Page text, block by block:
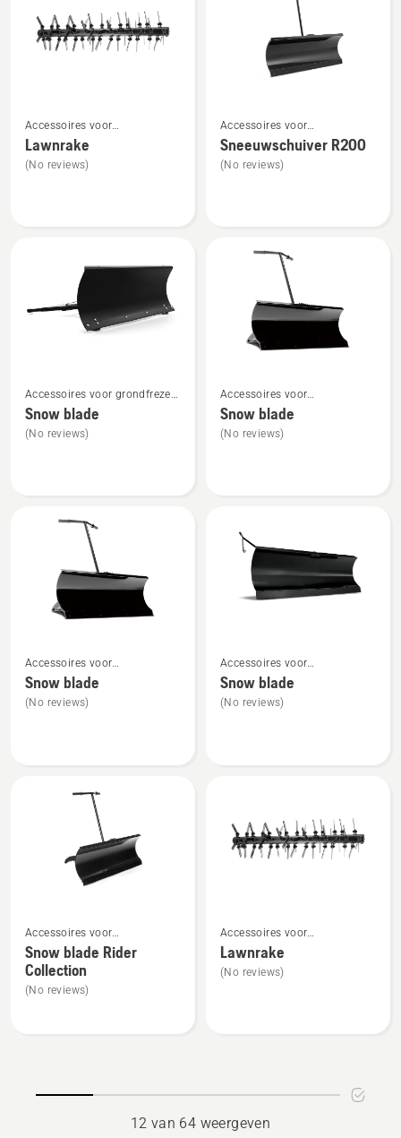
meer
details
over
Accessoires voor
frontzitmaaiers voor montage
aan de voorzijde
Lawnrake
(No reviews)
meer
details
over
Accessoires voor
frontzitmaaiers voor montage
aan de voorzijde
Sneeuwschuiver R200
(No reviews)
meer
details
over
Accessoires voor grondfrezen
voor montage aan de
voorzijde
Snow blade
(No reviews)
meer
details
over
Accessoires voor
frontzitmaaiers voor montage
aan de voorzijde
Snow blade
(No reviews)
meer
details
over
Accessoires voor
frontzitmaaiers voor montage
aan de voorzijde
Snow blade
(No reviews)
meer
details
over
Accessoires voor
tuintractoren voor montage
aan de voorzijde
Snow blade
(No reviews)
meer
details
over
Snow
Accessoires voor
frontzitmaaiers voor montage
aan de voorzijde
Snow blade Rider
Collection
(No reviews)
meer
details
over
Accessoires voor
frontzitmaaiers voor montage
aan de voorzijde
Lawnrake
(No reviews)
12 van 64 weergeven